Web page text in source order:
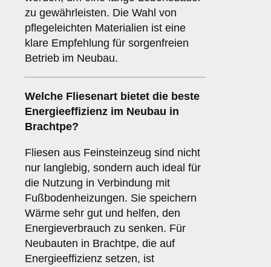
zu gewährleisten. Die Wahl von
pflegeleichten Materialien ist eine
klare Empfehlung für sorgenfreien
Betrieb im Neubau.
Welche Fliesenart bietet die beste
Energieeffizienz im Neubau in
Brachtpe?
Fliesen aus Feinsteinzeug sind nicht
nur langlebig, sondern auch ideal für
die Nutzung in Verbindung mit
Fußbodenheizungen. Sie speichern
Wärme sehr gut und helfen, den
Energieverbrauch zu senken. Für
Neubauten in Brachtpe, die auf
Energieeffizienz setzen, ist